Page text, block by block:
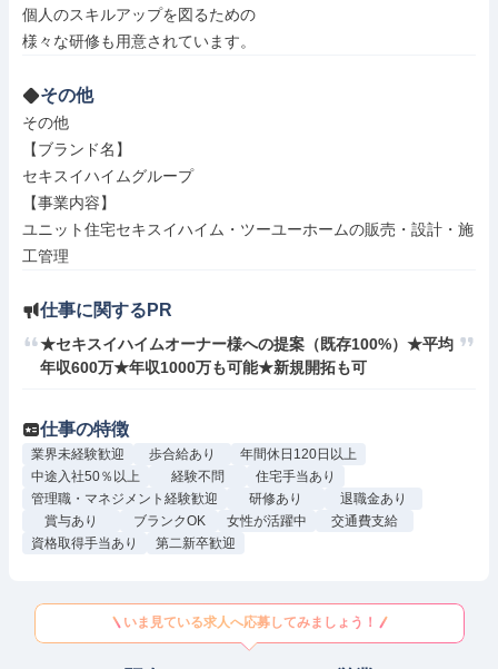
個人のスキルアップを図るための
その他
その他
【ブランド名】
セキスイハイムグループ
【事業内容】
ユニット住宅セキスイハイム・ツーユーホームの販売・設計・施
工管理
仕事に関するPR
★セキスイハイムオーナー様への提案（既存100%）★平均
年収600万★年収1000万も可能★新規開拓も可
仕事の特徴
業界未経験歓迎 歩合給あり
年間休日120日以上
中途入社50％以上
経験不問
住宅手当あり
管理職・マネジメント経験歓迎
研修あり
退職金あり
賞与あり
ブランクOK 女性が活躍中
交通費支給
資格取得手当あり
第二新卒歓迎
いま見ている求人へ応募してみましょう！